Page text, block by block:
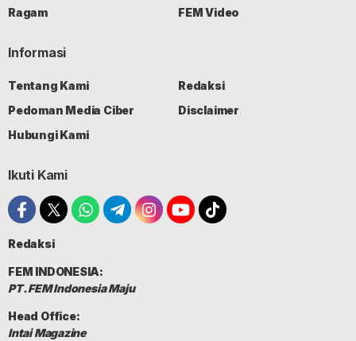
Ragam
FEM Video
Informasi
Tentang Kami
Redaksi
Pedoman Media Ciber
Disclaimer
Hubungi Kami
Ikuti Kami
Redaksi
FEM INDONESIA:
PT. FEM Indonesia Maju
Head Office:
Intai Magazine